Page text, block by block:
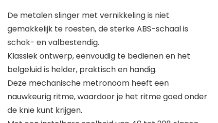
De metalen slinger met vernikkeling is niet
gemakkelijk te roesten, de sterke ABS-schaal is
schok- en valbestendig.
Klassiek ontwerp, eenvoudig te bedienen en het
belgeluid is helder, praktisch en handig.
Deze mechanische metronoom heeft een
nauwkeurig ritme, waardoor je het ritme goed onder
de knie kunt krijgen.